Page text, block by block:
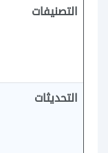
التصنيفات
التحديثات